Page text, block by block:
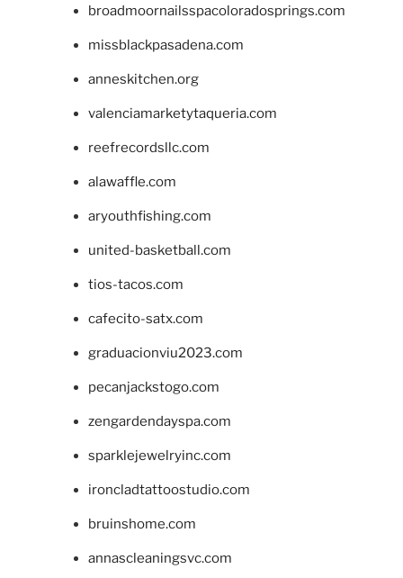
broadmoornailsspacoloradosprings.com
missblackpasadena.com
anneskitchen.org
valenciamarketytaqueria.com
reefrecordsllc.com
alawaffle.com
aryouthfishing.com
united-basketball.com
tios-tacos.com
cafecito-satx.com
graduacionviu2023.com
pecanjackstogo.com
zengardendayspa.com
sparklejewelryinc.com
ironcladtattoostudio.com
bruinshome.com
annascleaningsvc.com